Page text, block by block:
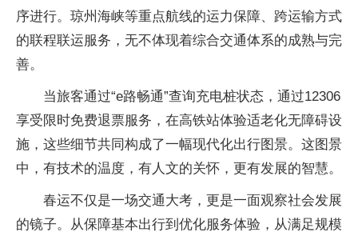
序进行。琼州海峡等重点航线的运力保障、跨运输方式
的联程联运服务，无不体现着综合交通体系的成熟与完
善。
当旅客通过“e路畅通”查询充电桩状态，通过12306
享受限时免费退票服务，在高铁站体验适老化无障碍设
施，这些细节共同构成了一幅现代化出行图景。这图景
中，有技术的温度，有人文的关怀，更有发展的智慧。
春运不仅是一场交通大考，更是一面观察社会发展
的镜子。从保障基本出行到优化服务体验，从满足规模